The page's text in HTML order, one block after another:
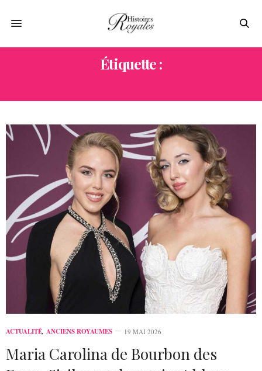
Étiquette :
ACTUALITÉ, ANCIENS ROYAUMES 19 MAI 2026
Maria Carolina de Bourbon des